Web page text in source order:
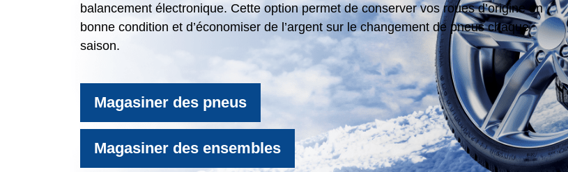
balancement électronique. Cette option permet de conserver vos roues d’origine en
bonne condition et d’économiser de l’argent sur le changement de pneus chaque
saison.
Magasiner des pneus
Magasiner des ensembles